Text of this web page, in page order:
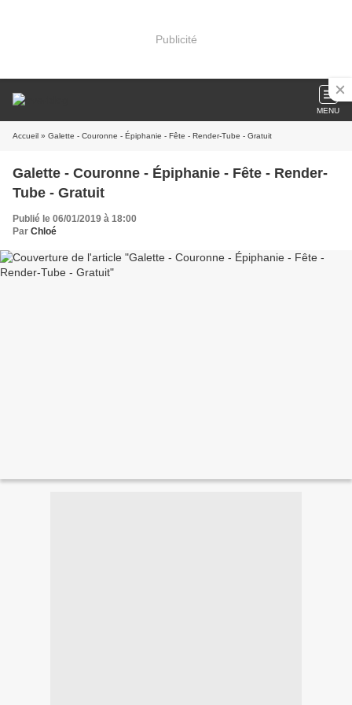
Publicité
MENU
Accueil » Galette - Couronne - Épiphanie - Fête - Render-Tube - Gratuit
Galette - Couronne - Épiphanie - Fête - Render-
Tube - Gratuit
Publié le 06/01/2019 à 18:00
Par Chloé